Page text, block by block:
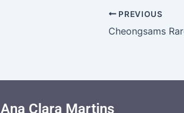
PREVIOUS
Ana Clara Martins